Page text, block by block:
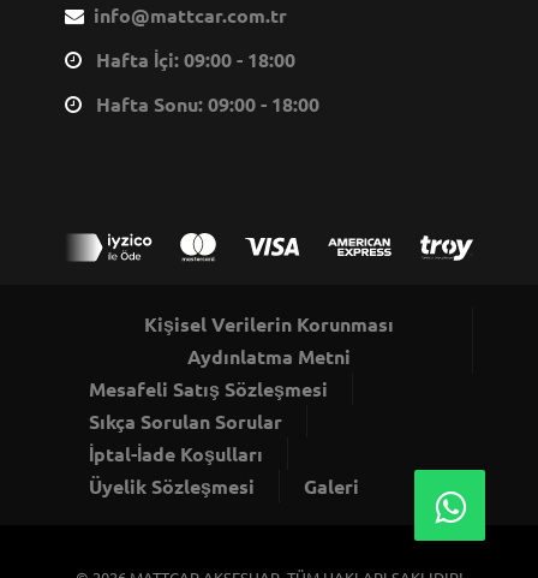
info@mattcar.com.tr
Hafta İçi: 09:00 - 18:00
Hafta Sonu: 09:00 - 18:00
Kişisel Verilerin Korunması
Aydınlatma Metni
Mesafeli Satış Sözleşmesi
Sıkça Sorulan Sorular
İptal-İade Koşulları
Üyelik Sözleşmesi
Galeri